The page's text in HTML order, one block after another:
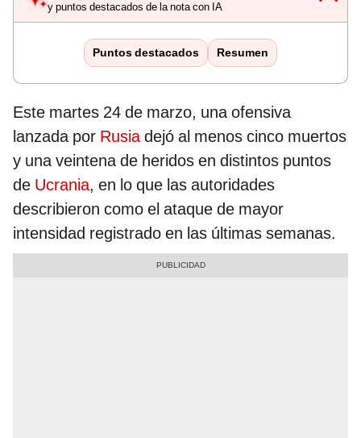
y puntos destacados de la nota con IA
Puntos destacados Resumen
Este martes 24 de marzo, una ofensiva
lanzada por Rusiadejó al menos cinco muertos
y una veintena de heridos en distintos puntos
de Ucrania, en lo que las autoridades
describieron como el ataque de mayor
intensidad registrado en las últimas semanas.